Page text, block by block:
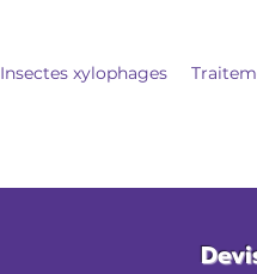
Insectes xylophages